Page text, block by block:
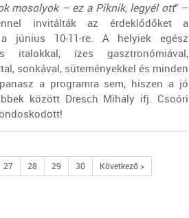
mosolyok – ez a Piknik, legyél ott” –
invitálták az érdeklődőket a
a június 10-11-re. A helyiek egész
italokkal, ízes gasztronómiával,
sonkával, süteményekkel és minden
a programra sem, hiszen a jó
között Dresch Mihály ifj. Csoóri
27 28 29 30
Következő >